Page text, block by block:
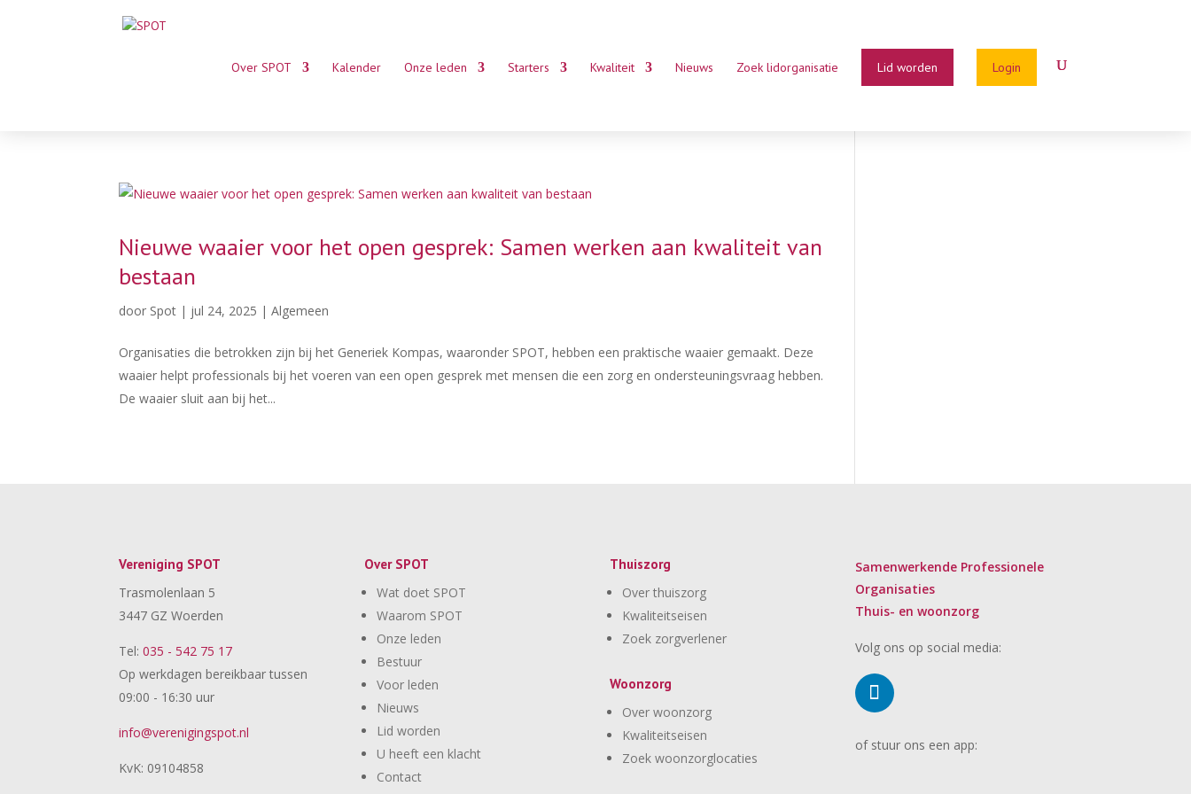
Over SPOT Kalender Onze leden Starters Kwaliteit Nieuws Zoek lidorganisatie Lid worden Login
Nieuwe waaier voor het open gesprek: Samen werken aan kwaliteit van
bestaan
door Spot | jul 24, 2025 |Algemeen
Organisaties die betrokken zijn bij het Generiek Kompas, waaronder SPOT, hebben een praktische waaier gemaakt. Deze
waaier helpt professionals bij het voeren van een open gesprek met mensen die een zorg en ondersteuningsvraag hebben.
De waaier sluit aan bij het...
Vereniging SPOT
Trasmolenlaan 5
3447 GZ Woerden
Tel: 035 - 542 75 17
Op werkdagen bereikbaar tussen
09:00 - 16:30 uur
info@verenigingspot.nl
KvK: 09104858
Over SPOT
Wat doet SPOT
Waarom SPOT
Onze leden
Bestuur
Voor leden
Nieuws
Lid worden
U heeft een klacht
Contact
Thuiszorg
Over thuiszorg
Kwaliteitseisen
Zoek zorgverlener
Woonzorg
Over woonzorg
Kwaliteitseisen
Zoek woonzorglocaties
Samenwerkende Professionele
Organisaties
Thuis- en woonzorg
Volg ons op social media:
of stuur ons een app: